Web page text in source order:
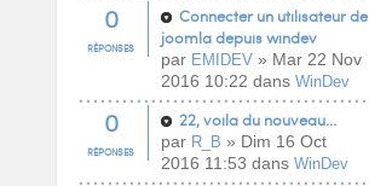
0
RÉPONSES
Connecter un utilisateur de
joomla depuis windev
par EMIDEV» Mar 22 Nov
2016 10:22 dans WinDev
0
RÉPONSES
22, voila du nouveau...
par R_B » Dim 16 Oct
2016 11:53 dans WinDev